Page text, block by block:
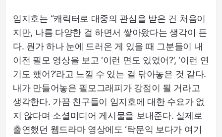
임지호는 “캐릭터로 대중의 관심을 받은 건 처음이
지만, 나름 다양한 걸 하면서 쌓아왔다는 생각이 든
다. 뭔가 하나 눈에 드러온 게 있을 때 그분들이 내
이전 필모 영상을 보고 ‘이런 면도 있었어?’, ‘이런 연
기도 했어?’라고 느낄 수 있는 걸 닦아놓은 것 같다.
내가 만들어놓은 필모그래피가 강점이 될 거라고
생각한다. 가끔 친구들이 임지호에 대한 수요가 없
지 않다며 소셜미디어 게시물을 보내준다. 실제로
출연했던 웹드라마 영상에도 ‘탁문익 보다가 여기